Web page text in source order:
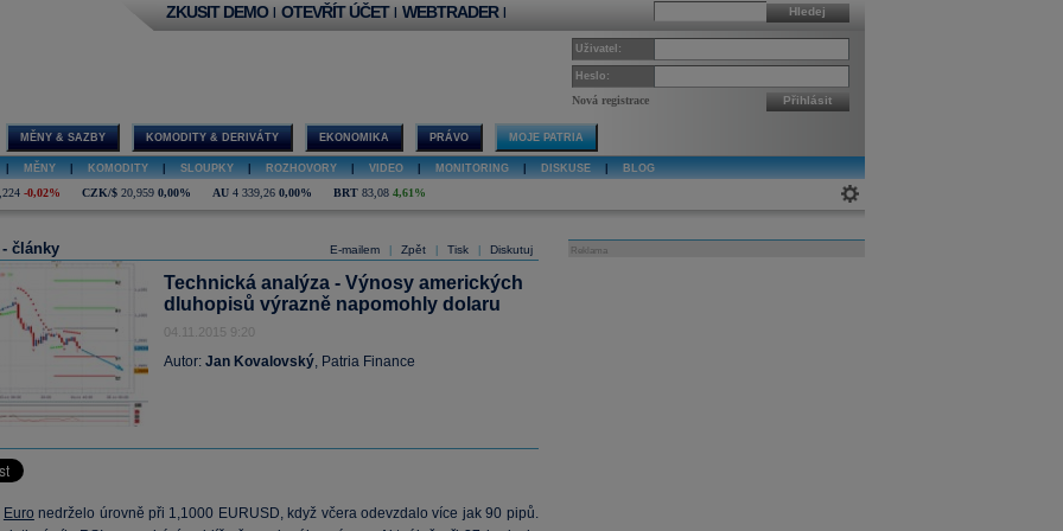
Hledej
ZKUSIT DEMO | OTEVŘÍT ÚČET | WEBTRADER |
Uživatel:
Heslo:
Nová registrace Přihlásit
MĚNY & SAZBY KOMODITY & DERIVÁTY EKONOMIKA PRÁVO MOJE PATRIA
MĚNY KOMODITY SLOUPKY ROZHOVORY VIDEO MONITORING DISKUSE BLOG
-0,02% CZK/$ 20,959 0,00% AU 4 339,26 0,00% BRT 83,08 4,61%
E-mailem Zpět Tisk Diskutuj
články
Technická analýza - Výnosy amerických
dluhopisů výrazně napomohly dolaru
04.11.2015 9:20
Autor: Jan Kovalovský, Patria Finance
Euro nedrželo úrovně při 1,1000 EURUSD, když včera odevzdalo více jak 90 pipů.
Reklama